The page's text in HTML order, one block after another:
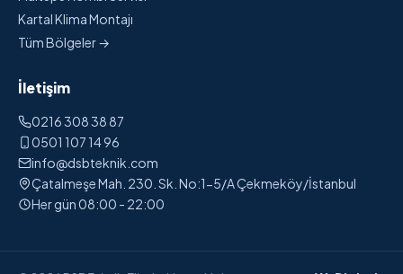
Kartal Klima Montajı
Tüm Bölgeler →
İletişim
0216 308 38 87
0501 107 14 96
info@dsbteknik.com
Çatalmeşe Mah. 230. Sk. No:1-5/A Çekmeköy/İstanbul
Her gün 08:00 - 22:00